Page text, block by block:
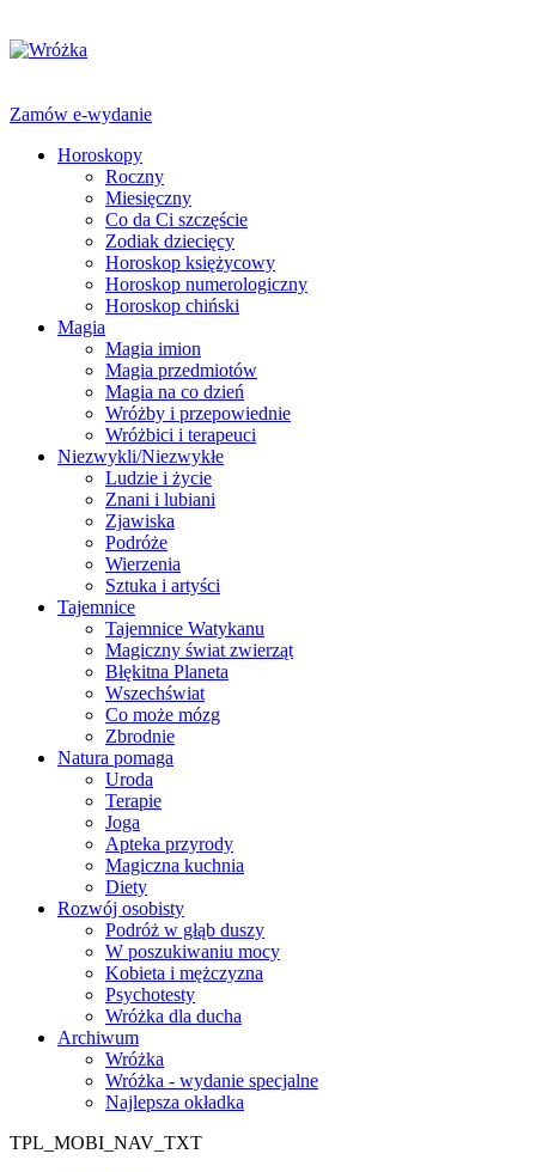
Zamów e-wydanie
Horoskopy
Roczny
Miesięczny
Co da Ci szczęście
Zodiak dziecięcy
Horoskop księżycowy
Horoskop numerologiczny
Horoskop chiński
Magia
Magia imion
Magia przedmiotów
Magia na co dzień
Wróżby i przepowiednie
Wróżbici i terapeuci
Niezwykli/Niezwykłe
Ludzie i życie
Znani i lubiani
Zjawiska
Podróże
Wierzenia
Sztuka i artyści
Tajemnice
Tajemnice Watykanu
Magiczny świat zwierząt
Błękitna Planeta
Wszechświat
Co może mózg
Zbrodnie
Natura pomaga
Uroda
Terapie
Joga
Apteka przyrody
Magiczna kuchnia
Diety
Rozwój osobisty
Podróż w głąb duszy
W poszukiwaniu mocy
Kobieta i mężczyzna
Psychotesty
Wróżka dla ducha
Archiwum
Wróżka
Wróżka - wydanie specjalne
Najlepsza okładka
TPL_MOBI_NAV_TXT